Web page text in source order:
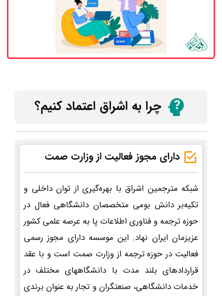
چرا به اشراق اعتماد کنیم؟
دارای مجوز فعالیت از وزارت صمت
شبکه مترجمین اشراق با بهره‌گیری از توان داخلی و
تکیه‌بر دانش بومی متخصصان دانشگاهی فعال در
حوزه ترجمه و فناوری اطلاعات پا به عرصه علمی کشور
عزیزمان ایران نهاد. این موسسه دارای مجوز رسمی
فعالیت در حوزه ترجمه از وزارت صمت است و با عقد
قراردادهای بلند مدت با دانشگاههای مختلف در
خدمات دانشگاهی، صنعتگران و تجار به عنوان برندی